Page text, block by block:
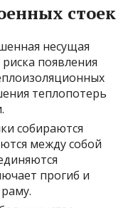
стоек
несущая
появления
теплопотерь
собираются
между собой
прогиб и